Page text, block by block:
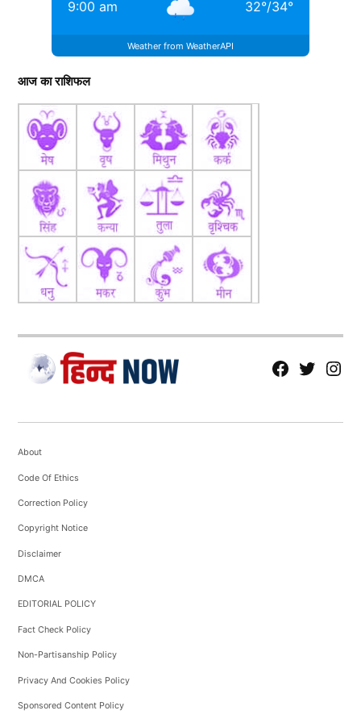
9:00 am 32°/34°
Weather from WeatherAPI
आज का राशिफल
fb Tw tw
About
Code Of Ethics
Correction Policy
Copyright Notice
Disclaimer
DMCA
EDITORIAL POLICY
Fact Check Policy
Non-Partisanship Policy
Privacy And Cookies Policy
Sponsored Content Policy